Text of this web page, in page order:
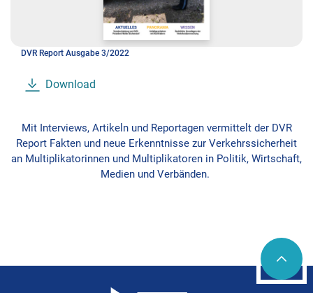
DVR Report Ausgabe 3/2022
Download
Mit Interviews, Artikeln und Reportagen vermittelt der DVR
Report Fakten und neue Erkenntnisse zur Verkehrssicherheit
an Multiplikatorinnen und Multiplikatoren in Politik, Wirtschaft,
Medien und Verbänden.